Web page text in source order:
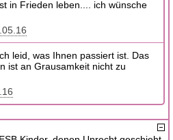
in Frieden leben.... ich wünsche
leid, was Ihnen passiert ist. Das
ist an Grausamkeit nicht zu